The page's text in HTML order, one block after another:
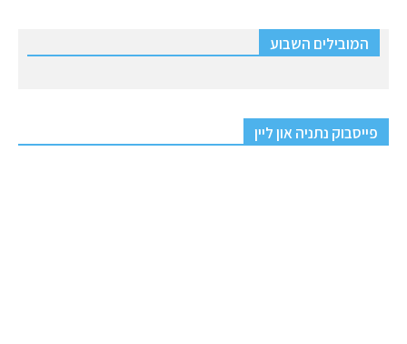
המובילים השבוע
פייסבוק נתניה און ליין